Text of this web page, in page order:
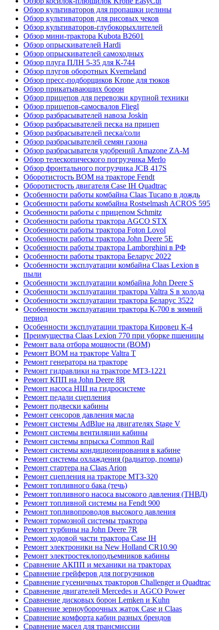
Обзор культиваторов для пропашки целины
Обзор культиваторов для рисовых чеков
Обзор культиваторов-глубокорыхлителей
Обзор мини-трактора Kubota B2601
Обзор опрыскивателей Hardi
Обзор опрыскивателей самоходных
Обзор плуга ПЛН 5-35 для К-744
Обзор плугов оборотных Kverneland
Обзор пресс-подборщиков Krone для тюков
Обзор прикатывающих борон
Обзор прицепов для перевозки крупной техники
Обзор прицепов-самосвалов Fliegl
Обзор разбрасывателей навоза Joskin
Обзор разбрасывателей песка на прицеп
Обзор разбрасывателей песка/соли
Обзор разбрасывателей семян газона
Обзор разбрасывателя удобрений Amazone ZA-M
Обзор телескопического погрузчика Merlo
Обзор фронтального погрузчика JCB 417S
Оборотистость ВОМ на тракторе Fendt
Оборотистость двигателя Case IH Quadtrac
Особенности работы комбайна Claas Tucano в дождь
Особенности работы комбайна Rostselmash ACROS 595
Особенности работы с прицепом Schmitz
Особенности работы трактора AGCO STX
Особенности работы трактора Foton Lovol
Особенности работы трактора John Deere 5E
Особенности работы трактора Lamborghini в РФ
Особенности работы трактора Беларус 2022
Особенности эксплуатации комбайна Claas Lexion в
пыли
Особенности эксплуатации комбайна John Deere S
Особенности эксплуатации трактора Valtra S в холода
Особенности эксплуатации трактора Беларус 3522
Особенности эксплуатации трактора К-700 в зимний
период
Особенности эксплуатации трактора Кировец К-4
Преимущества Claas Lexion 770 при уборке пшеницы
Ремонт вала отбора мощности (ВОМ)
Ремонт ВОМ на тракторе Valtra T
Ремонт генератора на тракторе
Ремонт гидравлики на тракторе МТЗ-1221
Ремонт КПП на John Deere 8R
Ремонт насоса НШ на гидросистеме
Ремонт педали сцепления
Ремонт подвески кабины
Ремонт сенсоров давления масла
Ремонт системы AdBlue на двигателях Stage V
Ремонт системы вентиляции кабины
Ремонт системы впрыска Common Rail
Ремонт системы кондиционирования в кабине
Ремонт системы охлаждения (радиатор, помпа)
Ремонт стартера на Claas Arion
Ремонт сцепления на тракторе МТЗ-320
Ремонт топливного бака (течь)
Ремонт топливного насоса высокого давления (ТНВД)
Ремонт топливной системы на Fendt 900
Ремонт топливопроводов высокого давления
Ремонт тормозной системы трактора
Ремонт турбины на John Deere 7R
Ремонт ходовой части трактора Case IH
Ремонт электроники на New Holland CR10.90
Ремонт электростеклоподъемников кабины
Сравнение АКПП и механики на тракторах
Сравнение грейферов для погрузчиков
Сравнение гусеничных тракторов Challenger и Quadtrac
Сравнение двигателей Mercedes и AGCO Power
Сравнение дисковых борон Lemken и Kuhn
Сравнение зерноуборочных жаток Case и Claas
Сравнение комфорта кабин разных брендов
Сравнение масел для трансмиссии